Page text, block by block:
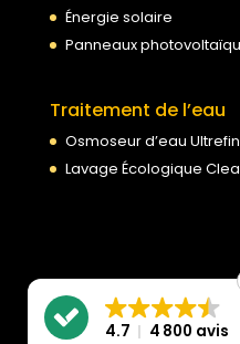
Énergie solaire
Panneaux
Traitement de l’eau
Osmoseur d’eau
Lavage Écologique
4.7 4 800 avis